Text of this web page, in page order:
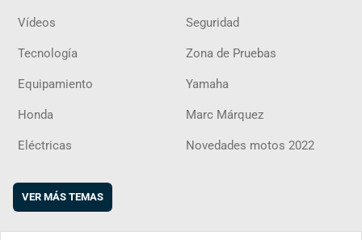
Vídeos Seguridad
Tecnología Zona de Pruebas
Equipamiento Yamaha
Honda Marc Márquez
Eléctricas Novedades motos 2022
VER MÁS TEMAS